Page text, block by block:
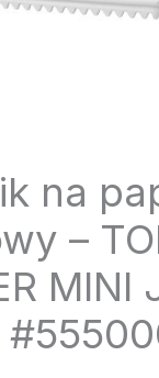
na
–
MINI